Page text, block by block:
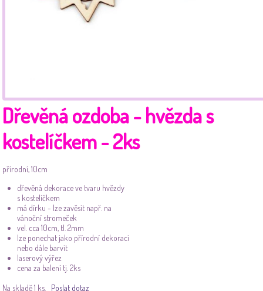
Dřevěná ozdoba - hvězda s
kostelíčkem - 2ks
přírodní, 10cm
dřevěná dekorace ve tvaru hvězdy
s kostelíčkem
má dírku - lze zavěsit např. na
vánoční stromeček
vel. cca 10cm, tl. 2mm
lze ponechat jako přírodní dekoraci
nebo dále barvit
laserový výřez
cena za balení tj. 2ks
Na skladě 1 ks. Poslat dotaz